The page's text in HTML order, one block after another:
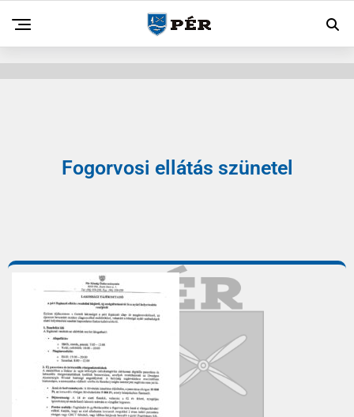
Fogorvosi ellátás szünetel